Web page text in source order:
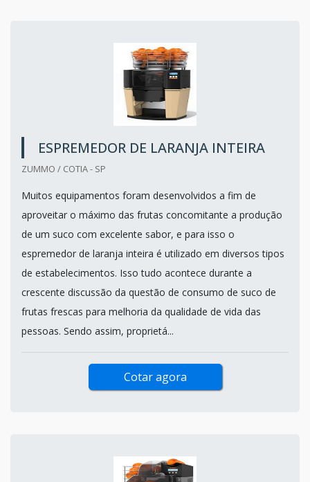
ESPREMEDOR DE LARANJA INTEIRA
ZUMMO / COTIA - SP
Muitos equipamentos foram desenvolvidos a fim de
aproveitar o máximo das frutas concomitante a produção
de um suco com excelente sabor, e para isso o
espremedor de laranja inteira é utilizado em diversos tipos
de estabelecimentos. Isso tudo acontece durante a
crescente discussão da questão de consumo de suco de
frutas frescas para melhoria da qualidade de vida das
pessoas. Sendo assim, proprietá...
Cotar agora